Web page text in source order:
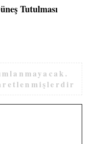
Tutulması